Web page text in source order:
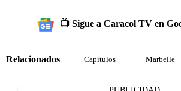
📺 Sigue a Caracol TV en
Relacionados Capítulos Marbelle